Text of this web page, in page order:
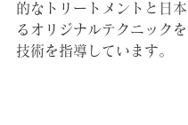
的なトリートメントと日
るオリジナルテクニック
技術を指導しています。